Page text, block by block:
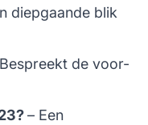
diepgaande blik
de voor-
– Een